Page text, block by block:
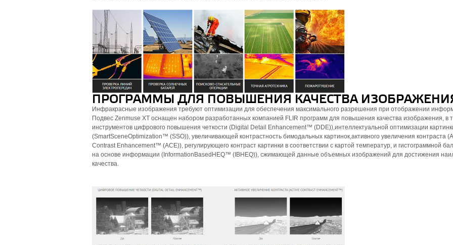
ПРОГРАММЫ ДЛЯ ПОВЫШЕНИЯ КАЧЕСТВА
Инфракрасные изображения требуют оптимизации для обеспечения максимального разрешения при отображении
Подвес Zenmuse XT оснащен набором разработанных компанией FLIR программ для повышения качества изображения, в
инструментов цифрового повышения четкости (Digital Detail Enhancement™ (DDE)),интеллектуальной оптимизации
(SmartSceneOptimization™ (SSO)), увеличивающей контрастность бимодальных картинок,активного увеличения контраста
Contrast Enhancement™ (ACE)), регулирующего контраст картинки в соответствии с картой температур, и гистограммной
на основе информации (InformationBasedHEQ™ (IBHEQ)), сжимающей данные объемных изображений для достижения
качества.